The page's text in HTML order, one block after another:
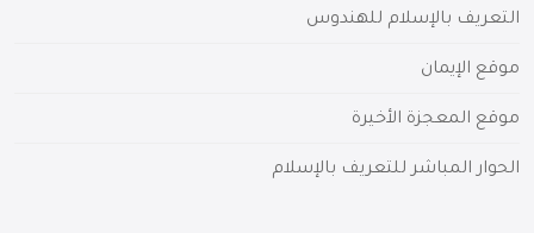
التعريف بالإسلام للهندوس
موقع الإيمان
موقع المعجزة الأخيرة
الحوار المباشر للتعريف بالإسلام